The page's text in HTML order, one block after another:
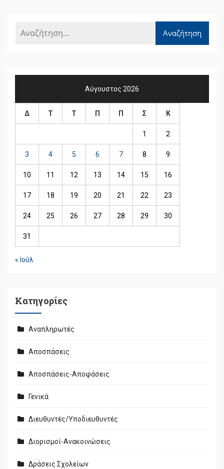
Αύγουστος 2026
Δ Τ Τ Π Π Σ Κ
1 2
3 4 5 6 7 8 9
10 11 12 13 14 15 16
17 18 19 20 21 22 23
24 25 26 27 28 29 30
31
« Ιούλ
Kατηγορίες
Αναπληρωτές
Αποσπάσεις
Αποσπάσεις-Αποφάσεις
Γενικά
Διευθυντές/Υποδιευθυντές
Διορισμοί-Ανακοινώσεις
Δράσεις Σχολείων